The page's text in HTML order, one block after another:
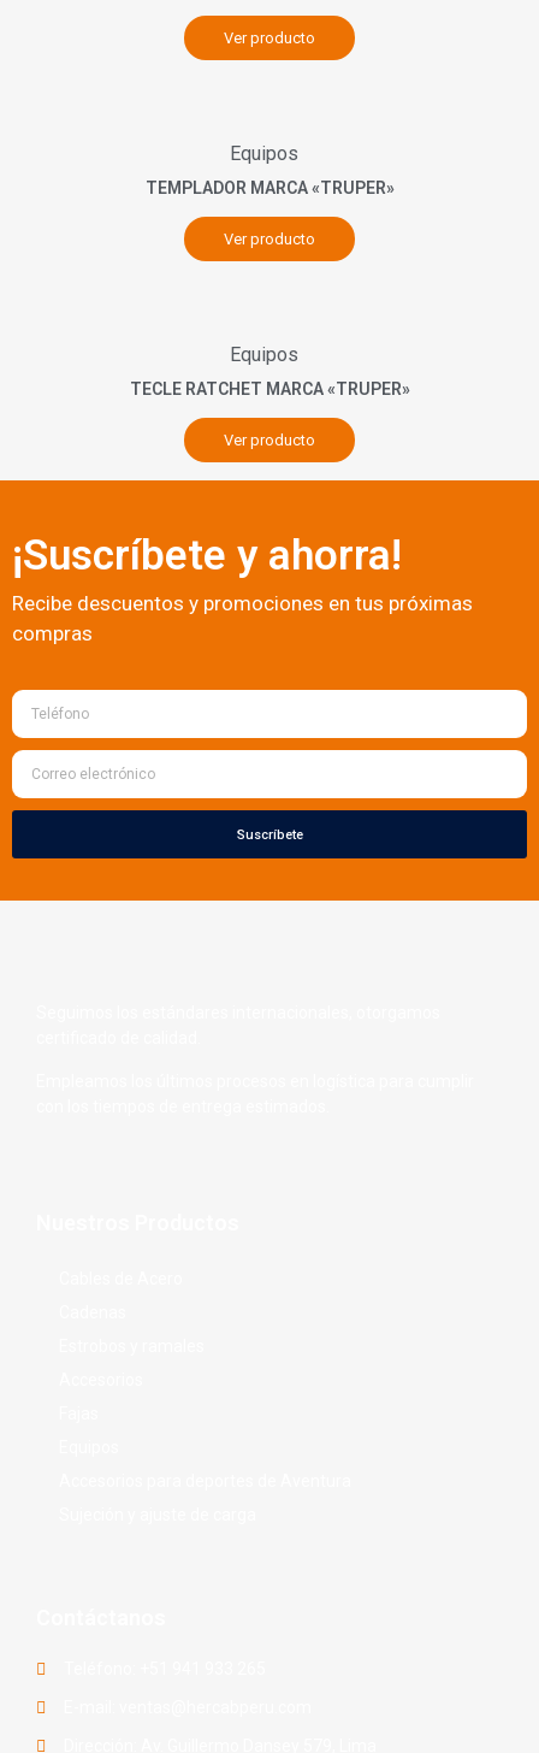
Ver producto
Equipos
TEMPLADOR MARCA «TRUPER»
Ver producto
Equipos
TECLE RATCHET MARCA «TRUPER»
Ver producto
¡Suscríbete y ahorra!
Recibe descuentos y promociones en tus próximas
compras
Suscríbete